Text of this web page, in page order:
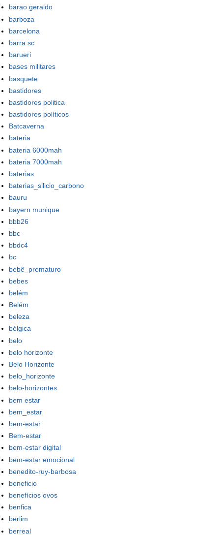
barao geraldo
barboza
barcelona
barra sc
barueri
bases militares
basquete
bastidores
bastidores politica
bastidores políticos
Batcaverna
bateria
bateria 6000mah
bateria 7000mah
baterias
baterias_silicio_carbono
bauru
bayern munique
bbb26
bbc
bbdc4
bc
bebê_prematuro
bebes
belém
Belém
beleza
bélgica
belo
belo horizonte
Belo Horizonte
belo_horizonte
belo-horizontes
bem estar
bem_estar
bem-estar
Bem-estar
bem-estar digital
bem-estar emocional
benedito-ruy-barbosa
beneficio
benefícios ovos
benfica
berlim
berreal